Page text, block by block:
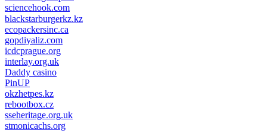
sciencehook.com
олимп казино
blackstarburgerkz.kz
ecopackersinc.ca
gopdiyaliz.com
icdcprague.org
interlay.org.uk
Daddy casino
PinUP
okzhetpes.kz
rebootbox.cz
sseheritage.org.uk
stmonicachs.org